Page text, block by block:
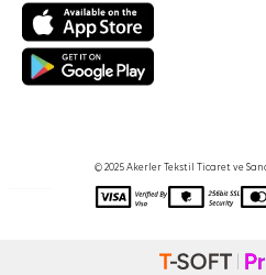
© 2025 Akerler Tekstil Ticaret ve